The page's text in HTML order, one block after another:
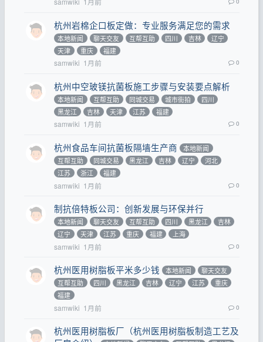
杭州岩棉企口板定做：专业服务满足您的需求
本地新闻 聊天交友 互帮互助 四川 吉林
辽宁
天津
重庆 福建
samwiki 1月前 0
杭州中空玻镁抗菌板施工步骤与安装要点解析
本地新闻 互帮互助 同城交易 城市街拍
四川
黑龙江
吉林 天津 江苏 福建
samwiki 1月前 0
杭州食品车间抗菌板隔墙生产商
本地新闻
互帮互助
同城交易 黑龙江 吉林 辽宁
河北
江苏
浙江 福建
samwiki 1月前 0
制抗倍特板公司：创新发展与环保并行
本地新闻 聊天交友 互帮互助 四川 黑龙江
吉林
辽宁
天津 江苏 重庆 福建 上海
samwiki 1月前 0
杭州医用树脂板平米多少钱 本地新闻
聊天交友
互帮互助
四川 黑龙江 吉林 辽宁 江苏
重庆
福建
samwiki 1月前 0
杭州医用树脂板厂（杭州医用树脂板制造工艺及